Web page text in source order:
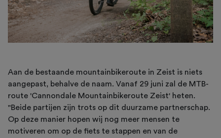
Aan de bestaande mountainbikeroute in Zeist is niets
aangepast, behalve de naam. Vanaf 29 juni zal de MTB-
route 'Cannondale Mountainbikeroute Zeist' heten.
"Beide partijen zijn trots op dit duurzame partnerschap.
Op deze manier hopen wij nog meer mensen te
motiveren om op de fiets te stappen en van de